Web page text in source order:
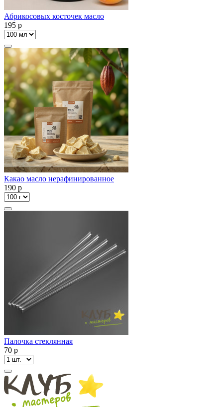
Абрикосовых косточек масло
195 p
Какао масло нерафинированное
190 p
Палочка стеклянная
70 p